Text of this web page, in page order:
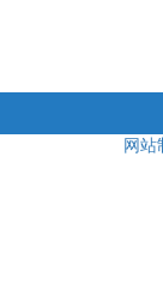
网站
南通风机厂，